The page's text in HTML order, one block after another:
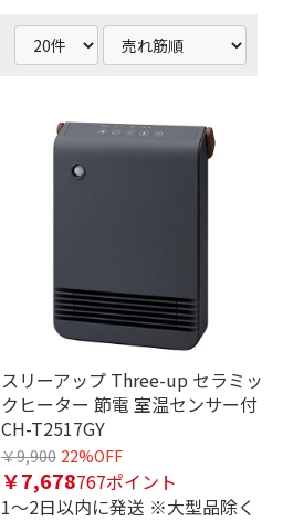
スリーアップ Three-up セラミッ
クヒーター 節電 室温センサー付
CH-T2517GY
￥9,900 22%OFF
￥7,678767ポイント
1～2日以内に発送 ※大型品除く